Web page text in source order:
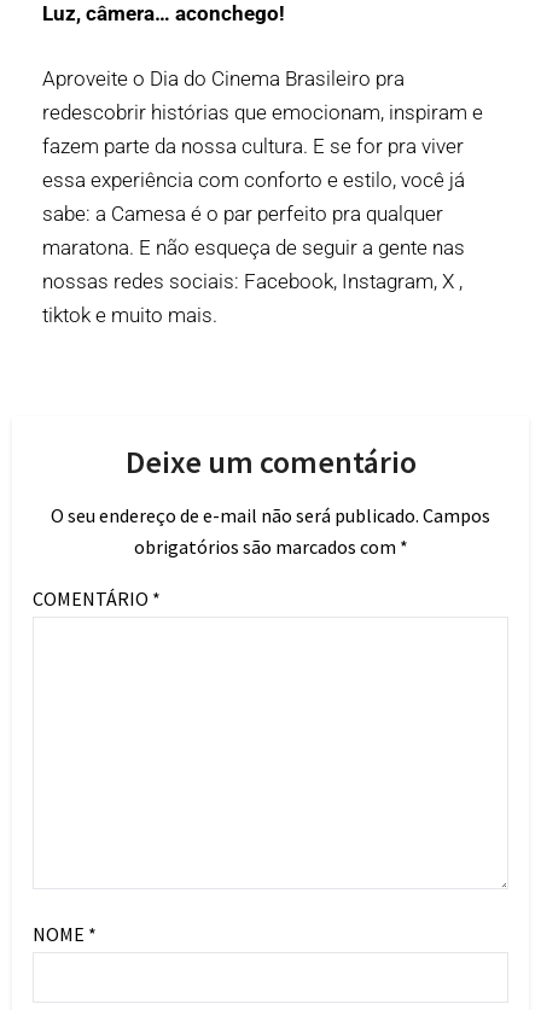
Luz, câmera… aconchego!
Aproveite o Dia do Cinema Brasileiro pra
redescobrir histórias que emocionam, inspiram e
fazem parte da nossa cultura. E se for pra viver
essa experiência com conforto e estilo, você já
sabe: a Camesa é o par perfeito pra qualquer
maratona. E não esqueça de seguir a gente nas
nossas redes sociais: Facebook, Instagram, X ,
tiktok e muito mais.
Deixe um comentário
O seu endereço de e-mail não será publicado. Campos
obrigatórios são marcados com *
COMENTÁRIO *
NOME *